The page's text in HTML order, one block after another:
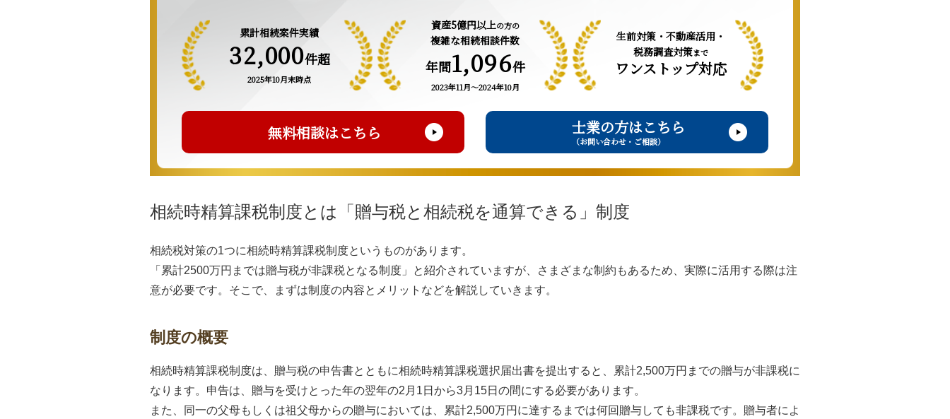
累計相続案件実績
32,000件超
2025年10月末時点
資産5億円以上の方の
複雑な相続相談件数
年間1,096件
2023年11月～2024年10月
生前対策・不動産活用・
税務調査対策まで
ワンストップ対応
無料相談はこちら 士業の方はこちら
（お問い合わせ・ご相談）
相続時精算課税制度とは「贈与税と相続税を通算できる」制度
相続税対策の1つに相続時精算課税制度というものがあります。
「累計2500万円までは贈与税が非課税となる制度」と紹介されていますが、さまざまな制約もあるため、実際に活用する際は注
意が必要です。そこで、まずは制度の内容とメリットなどを解説していきます。
制度の概要
相続時精算課税制度は、贈与税の申告書とともに相続時精算課税選択届出書を提出すると、累計2,500万円までの贈与が非課税に
なります。申告は、贈与を受けとった年の翌年の2月1日から3月15日の間にする必要があります。
また、同一の父母もしくは祖父母からの贈与においては、累計2,500万円に達するまでは何回贈与しても非課税です。贈与者によ